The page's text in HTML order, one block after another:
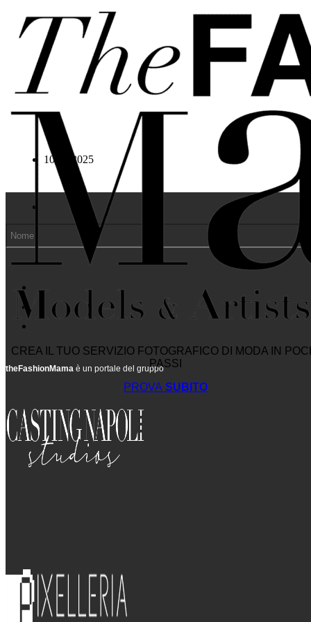
Vai al contenuto principale Vai al piè di pagina
CREA IL TUO SERVIZIO FOTOGRAFICO DI MODA IN
PASSI
PROVA SUBITO
Modello book: LEO CAFARELLI
10/24/2025
theFashionMama è un portale del gruppo